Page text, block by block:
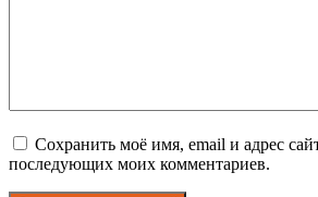
Сохранить моё имя, email и адрес
последующих моих комментариев.